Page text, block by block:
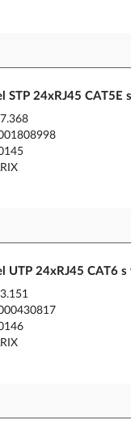
STP 24xRJ45
UTP 24xRJ45